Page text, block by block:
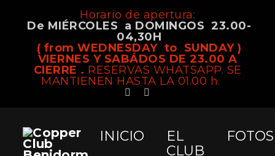
Horario de apertura:
De MIÉRCOLES a DOMINGOS 23.00-
04,30H
( from WEDNESDAY to SUNDAY )
VIERNES Y SABÁDOS DE 23.00 A
CIERRE . RESERVAS WHATSAPP. SE
MANTIENEN HASTA LA 01.00 h.
INICIO
EL
CLUB
FOTOS